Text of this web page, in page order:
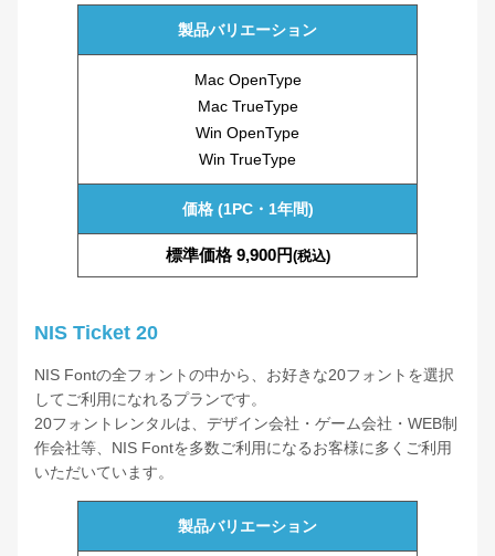
JTCウインS10
JTCウインS10幅広
JTCウインZ5
JTCウインZM9
JTCウインM3外字
JTCウインR4外字
製品バリエーション
Mac OpenType
Mac TrueType
Win OpenType
Win TrueType
価格 (1PC・1年間)
標準価格 9,900円(税込)
NIS Ticket 20
NIS Fontの全フォントの中から、お好きな20フォントを選択
してご利用になれるプランです。
20フォントレンタルは、デザイン会社・ゲーム会社・WEB制
作会社等、NIS Fontを多数ご利用になるお客様に多くご利用
いただいています。
製品バリエーション